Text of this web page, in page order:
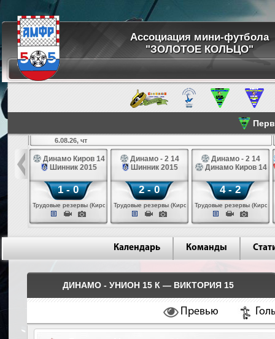
Ассоциация мини-футбола
"ЗОЛОТОЕ КОЛЬЦО"
14
6.08.26, чт
Динамо Киров 14
Шинник 2015
1 - 0
Трудовые резервы (Киров)
Динамо - 2 14
Шинник 2015
2 - 0
Трудовые резервы (Киров)
Динамо - 2 14
Динамо Киров 14
4 - 2
Трудовые резервы (Киров)
Календарь Команды
ДИНАМО - УНИОН 15 К — ВИКТОРИЯ 15
Превью